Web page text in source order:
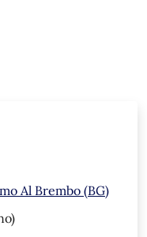
Al Brembo (BG)